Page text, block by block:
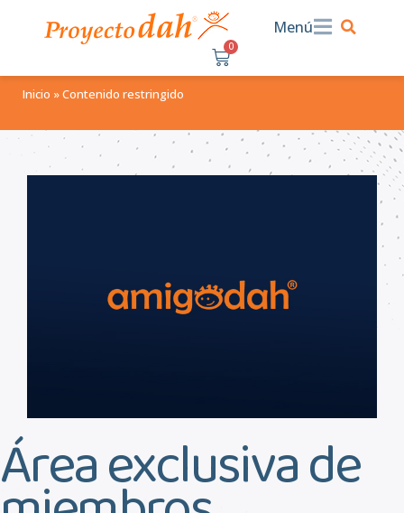
Menú
0
Inicio »Contenido restringido
Área exclusiva de